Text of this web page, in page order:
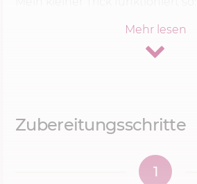
Sellerie und Porree dazu.
zusammen auf
Zwiebeln längst püriert,
noch in groben Brocken im Topf
Schritten bekomme ich ein
Mehr lesen
Zubereitungsschritte
1